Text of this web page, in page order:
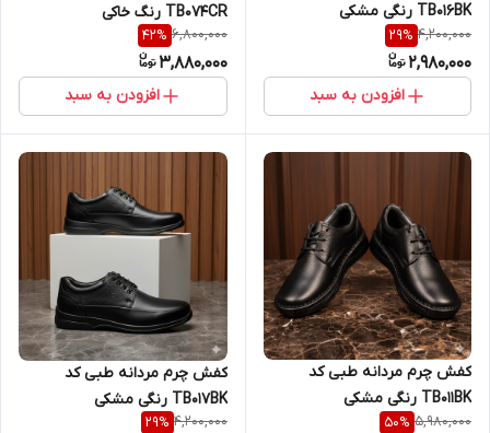
TB016BK رنگی مشکی
4,200,000
29%
2,980,000
افزودن به سبد
TB074CR رنگ خاکی
6,800,000
42%
3,880,000
افزودن به سبد
کفش چرم مردانه طبی کد
TB011BK رنگی مشکی
5,980,000
50%
کفش چرم مردانه طبی کد
TB017BK رنگی مشکی
4,200,000
29%